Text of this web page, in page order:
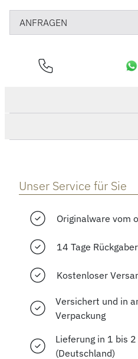
ANFRAGEN
Unser Service für Sie
Originalware vom
14 Tage
Kostenloser
Versichert und in
Verpackung
Lieferung in 1 bis
(Deutschland)